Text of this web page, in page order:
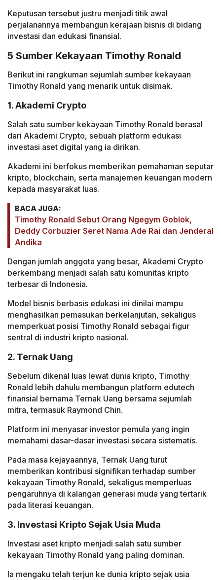
Keputusan tersebut justru menjadi titik awal
perjalanannya membangun kerajaan bisnis di bidang
investasi dan edukasi finansial.
5 Sumber Kekayaan Timothy Ronald
Berikut ini rangkuman sejumlah sumber kekayaan
Timothy Ronald yang menarik untuk disimak.
1. Akademi Crypto
Salah satu sumber kekayaan Timothy Ronald berasal
dari Akademi Crypto, sebuah platform edukasi
investasi aset digital yang ia dirikan.
Akademi ini berfokus memberikan pemahaman seputar
kripto, blockchain, serta manajemen keuangan modern
kepada masyarakat luas.
BACA JUGA:
Timothy Ronald Sebut Orang Ngegym Goblok,
Deddy Corbuzier Seret Nama Ade Rai dan Jenderal
Andika
Dengan jumlah anggota yang besar, Akademi Crypto
berkembang menjadi salah satu komunitas kripto
terbesar di Indonesia.
Model bisnis berbasis edukasi ini dinilai mampu
menghasilkan pemasukan berkelanjutan, sekaligus
memperkuat posisi Timothy Ronald sebagai figur
sentral di industri kripto nasional.
2. Ternak Uang
Sebelum dikenal luas lewat dunia kripto, Timothy
Ronald lebih dahulu membangun platform edutech
finansial bernama Ternak Uang bersama sejumlah
mitra, termasuk Raymond Chin.
Platform ini menyasar investor pemula yang ingin
memahami dasar-dasar investasi secara sistematis.
Pada masa kejayaannya, Ternak Uang turut
memberikan kontribusi signifikan terhadap sumber
kekayaan Timothy Ronald, sekaligus memperluas
pengaruhnya di kalangan generasi muda yang tertarik
pada literasi keuangan.
3. Investasi Kripto Sejak Usia Muda
Investasi aset kripto menjadi salah satu sumber
kekayaan Timothy Ronald yang paling dominan.
Ia mengaku telah terjun ke dunia kripto sejak usia